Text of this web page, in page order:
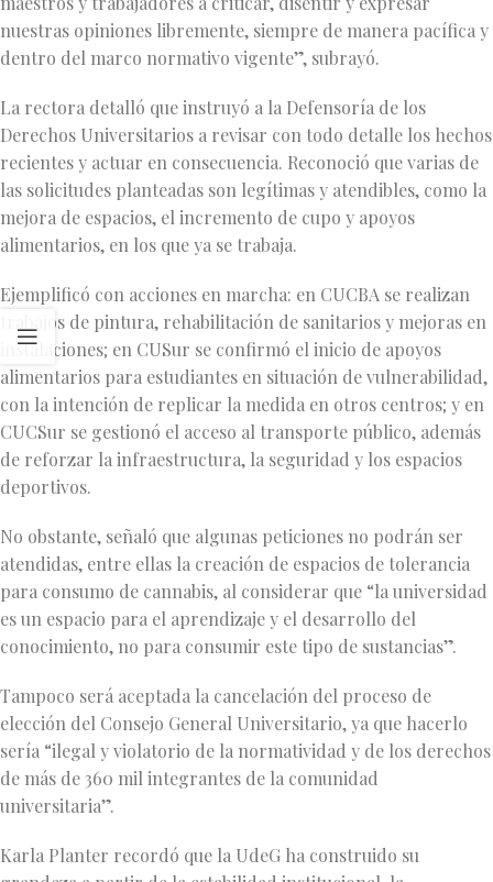
nuestras opiniones libremente, siempre de manera pacífica y
dentro del marco normativo vigente”, subrayó.
La rectora detalló que instruyó a la Defensoría de los
Derechos Universitarios a revisar con todo detalle los hechos
recientes y actuar en consecuencia. Reconoció que varias de
las solicitudes planteadas son legítimas y atendibles, como la
mejora de espacios, el incremento de cupo y apoyos
alimentarios, en los que ya se trabaja.
Ejemplificó con acciones en marcha: en CUCBA se realizan
trabajos de pintura, rehabilitación de sanitarios y mejoras en
instalaciones; en CUSur se confirmó el inicio de apoyos
alimentarios para estudiantes en situación de vulnerabilidad,
con la intención de replicar la medida en otros centros; y en
CUCSur se gestionó el acceso al transporte público, además
de reforzar la infraestructura, la seguridad y los espacios
deportivos.
No obstante, señaló que algunas peticiones no podrán ser
atendidas, entre ellas la creación de espacios de tolerancia
para consumo de cannabis, al considerar que “la universidad
es un espacio para el aprendizaje y el desarrollo del
conocimiento, no para consumir este tipo de sustancias”.
Tampoco será aceptada la cancelación del proceso de
elección del Consejo General Universitario, ya que hacerlo
sería “ilegal y violatorio de la normatividad y de los derechos
de más de 360 mil integrantes de la comunidad
universitaria”.
Karla Planter recordó que la UdeG ha construido su